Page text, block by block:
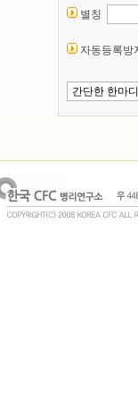
별칭
자동등록방